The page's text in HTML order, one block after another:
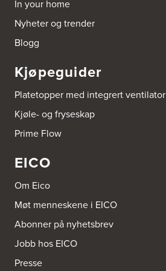
Borge butikk AS
Sundemoen Næringspark
3300 Hokksund
http://www.expert.no
Brusveen Snekkerverksted AS
Bergabygdvegen 35
2940 Heggenes
61-340006
Brødrene Aase AS
4313 Sandnes
Bygg Innredning A/S
Thiisabakken 13
4010 Stavanger
In your home
Nyheter og trender
Blogg
Kjøpeguider
Platetopper med integrert ventilator
Kjøle- og fryseskap
Prime Flow
EICO
Om Eico
Møt menneskene i EICO
Abonner på nyhetsbrev
Jobb hos EICO
Presse